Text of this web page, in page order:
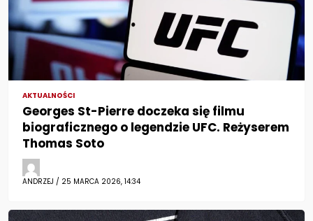
AKTUALNOŚCI
Georges St-Pierre doczeka się filmu
biograficznego o legendzie UFC. Reżyserem
Thomas Soto
ANDRZEJ / 25 MARCA 2026, 14:34